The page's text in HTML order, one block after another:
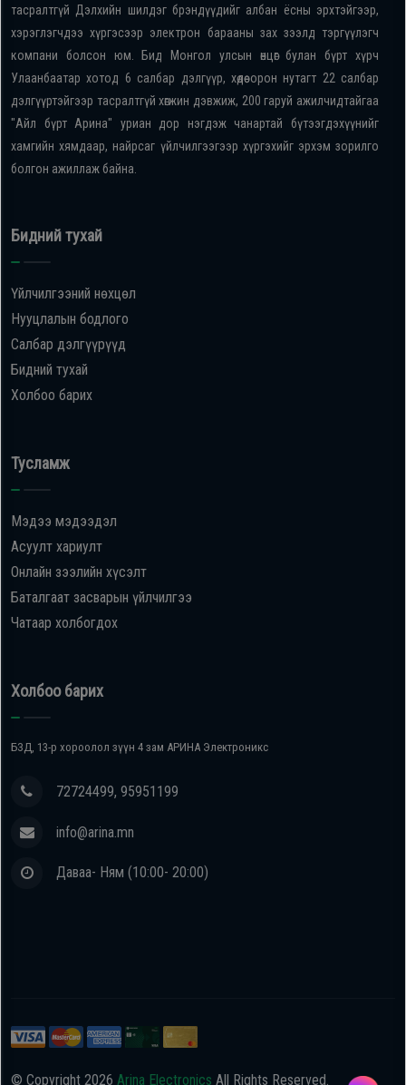
тасралтгүй Дэлхийн шилдэг брэндүүдийг албан ёсны эрхтэйгээр,
хэрэглэгчдээ хүргэсээр электрон барааны зах зээлд тэргүүлэгч
компани болсон юм. Бид Монгол улсын өнцөг булан бүрт хүрч
Улаанбаатар хотод 6 салбар дэлгүүр, хөдөө орон нутагт 22 салбар
дэлгүүртэйгээр тасралтгүй хөгжин дэвжиж, 200 гаруй ажилчидтайгаа
"Айл бүрт Арина" уриан дор нэгдэж чанартай бүтээгдэхүүнийг
хамгийн хямдаар, найрсаг үйлчилгээгээр хүргэхийг эрхэм зорилго
болгон ажиллаж байна.
Бидний тухай
Үйлчилгээний нөхцөл
Нууцлалын бодлого
Салбар дэлгүүрүүд
Бидний тухай
Холбоо барих
Тусламж
Мэдээ мэдээдэл
Асуулт хариулт
Онлайн зээлийн хүсэлт
Баталгаат засварын үйлчилгээ
Чатаар холбогдох
Холбоо барих
БЗД, 13-р хороолол зүүн 4 зам АРИНА Электроникс
72724499, 95951199
info@arina.mn
Даваа- Ням (10:00- 20:00)
© Copyright 2026 Arina Electronics All Rights Reserved.